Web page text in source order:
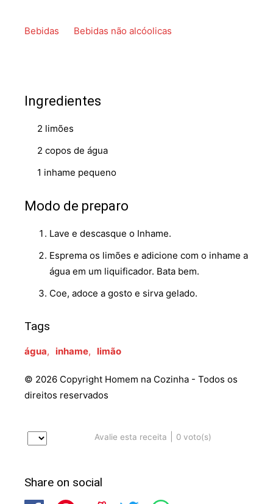
Bebidas Bebidas não alcóolicas
Ingredientes
2 limões
2 copos de água
1 inhame pequeno
Modo de preparo
Lave e descasque o Inhame.
Esprema os limões e adicione com o inhame a
água em um liquificador. Bata bem.
Coe, adoce a gosto e sirva gelado.
Tags
água, inhame, limão
© 2026 Copyright Homem na Cozinha - Todos os
direitos reservados
Avalie esta receita 0 voto(s)
Share on social